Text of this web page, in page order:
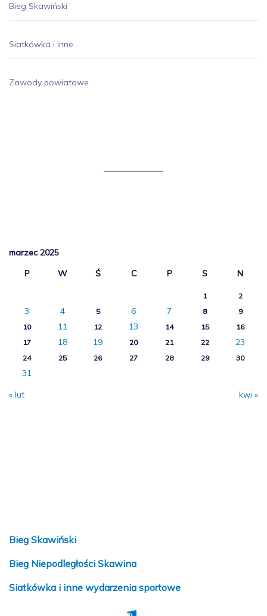
Bieg Skawiński
Siatkówka i inne
Zawody powiatowe
marzec 2025
P
W Ś C P S N
1 2
3 4 5 6 7 8
9
10
11 12 13 14 15
16
17
18 19 20 21 22 23
24 25 26 27 28 29 30
31
« lut
kwi »
Bieg Skawiński
Bieg Niepodległości Skawina
Siatkówka i inne wydarzenia sportowe